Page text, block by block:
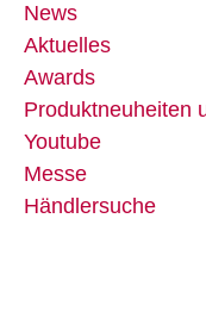
News
Aktuelles
Awards
Produktneuheiten
Youtube
Messe
Händlersuche